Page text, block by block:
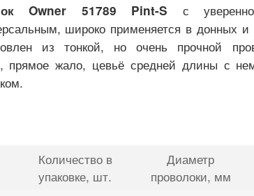
Owner 51789 Pint-S с
широко применяется в донных и
из тонкой, но очень прочной
прямое жало, цевьё средней длины с
Количество в
упаковке, шт.
Диаметр
проволоки, мм